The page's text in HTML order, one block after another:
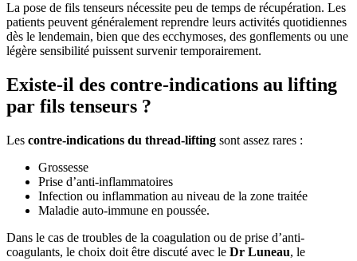
La pose de fils tenseurs nécessite peu de temps de récupération. Les
patients peuvent généralement reprendre leurs activités quotidiennes
dès le lendemain, bien que des ecchymoses, des gonflements ou une
légère sensibilité puissent survenir temporairement.
Existe-il des contre-indications au lifting
par fils tenseurs ?
Les contre-indications du thread-lifting sont assez rares :
Grossesse
Prise d’anti-inflammatoires
Infection ou inflammation au niveau de la zone traitée
Maladie auto-immune en poussée.
Dans le cas de troubles de la coagulation ou de prise d’anti-
coagulants, le choix doit être discuté avec le Dr Luneau, le